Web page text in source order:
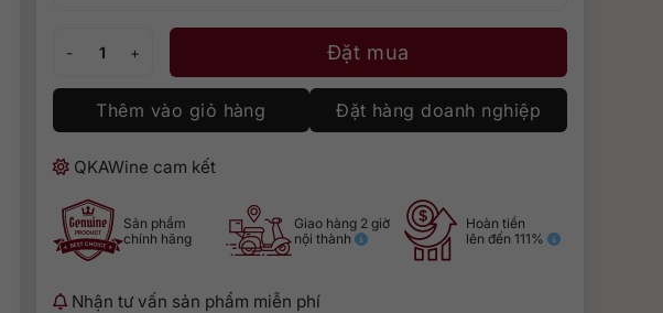
Đặt mua
Thêm vào giỏ hàng Đặt hàng doanh nghiệp
QKAWine cam kết
Sản phẩm
chính hãng
Giao hàng 2 giờ
nội thành
Hoàn tiền
lên đến 111%
Nhận tư vấn sản phẩm miễn phí